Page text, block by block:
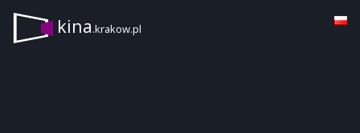
kina.krakow.pl